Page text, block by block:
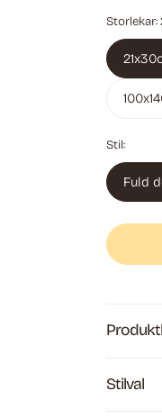
Storlekar:
Stil:
Fuld
Stilval